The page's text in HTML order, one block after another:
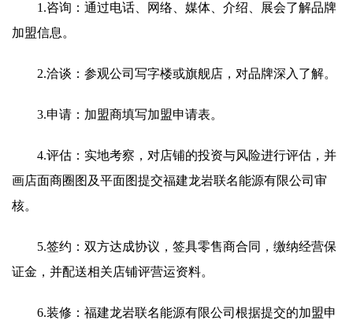
1.咨询：通过电话、网络、媒体、介绍、展会了解品牌
加盟信息。
2.洽谈：参观公司写字楼或旗舰店，对品牌深入了解。
3.申请：加盟商填写加盟申请表。
4.评估：实地考察，对店铺的投资与风险进行评估，并
画店面商圈图及平面图提交福建龙岩联名能源有限公司审
核。
5.签约：双方达成协议，签具零售商合同，缴纳经营保
证金，并配送相关店铺评营运资料。
6.装修：福建龙岩联名能源有限公司根据提交的加盟申